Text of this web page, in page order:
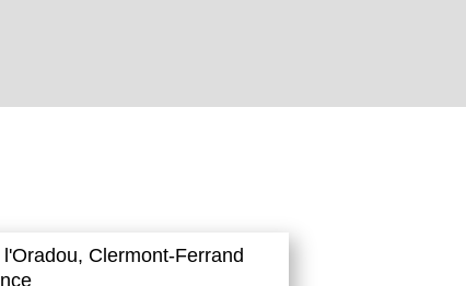
Clermont-Ferrand